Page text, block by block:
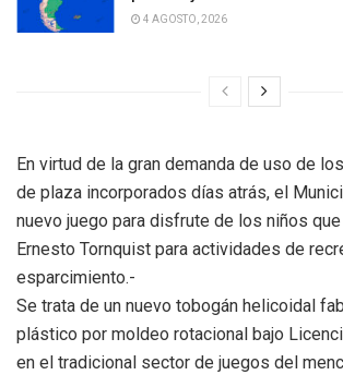
4 AGOSTO, 2026
En virtud de la gran demanda de uso de
de plaza incorporados días atrás, el
nuevo juego para disfrute de los niños
Ernesto Tornquist para actividades de
esparcimiento.-
Se trata de un nuevo tobogán helicoidal
plástico por moldeo rotacional bajo
en el tradicional sector de juegos del